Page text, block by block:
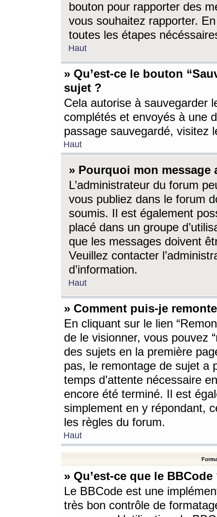
bouton pour rapporter des
vous souhaitez rapporter.
toutes les étapes
Haut
» Qu’est-ce le bouton
sujet ?
Cela autorise à sauvegarder
complétés et envoyés à une
passage sauvegardé, visitez
Haut
» Pourquoi mon message
L’administrateur du forum
vous publiez dans le forum
soumis. Il est également
placé dans un groupe
que les messages doivent
Veuillez contacter
d’information.
Haut
» Comment puis-je
En cliquant sur le lien
de le visionner, vous pouvez
des sujets en la première
pas, le remontage de sujet a
temps d’attente nécessaire
encore été terminé. Il est
simplement en y répondant,
les règles du forum.
Haut
» Qu’est-ce que le BBCode
Le BBCode est une
très bon contrôle de